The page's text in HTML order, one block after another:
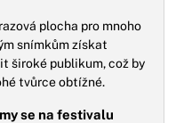
plocha pro mnoho
snímkům získat
široké publikum, což by
tvůrce obtížné.
se na festivalu